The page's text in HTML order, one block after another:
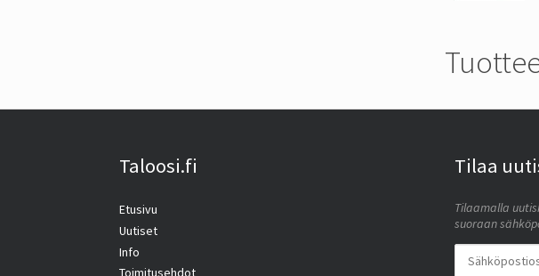
Taloosi.fi
Etusivu
Uutiset
Info
Toimitusehdot
Tilaa
Tilaamalla
suoraan